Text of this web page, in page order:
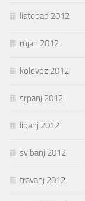
listopad 2012
rujan 2012
kolovoz 2012
srpanj 2012
lipanj 2012
svibanj 2012
travanj 2012